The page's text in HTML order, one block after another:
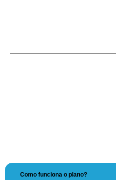
Como funciona o plano?